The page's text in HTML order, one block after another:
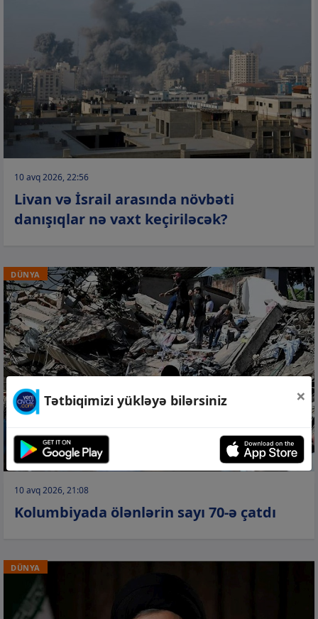
10 avq 2026, 22:56
Livan və İsrail arasında növbəti
danışıqlar nə vaxt keçiriləcək?
DÜNYA
10 avq 2026, 21:08
Kolumbiyada ölənlərin sayı 70-ə çatdı
DÜNYA
Tətbiqimizi yükləyə bilərsiniz ×